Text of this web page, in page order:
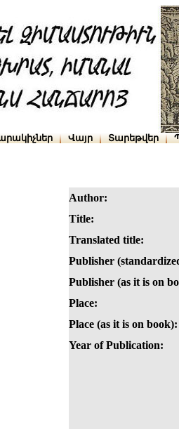
Վայր Տարեթվեր
Author:
Title:
Translated title:
Publisher
Publisher (as it is on
Place:
Place (as it is on book):
Year of Publication: